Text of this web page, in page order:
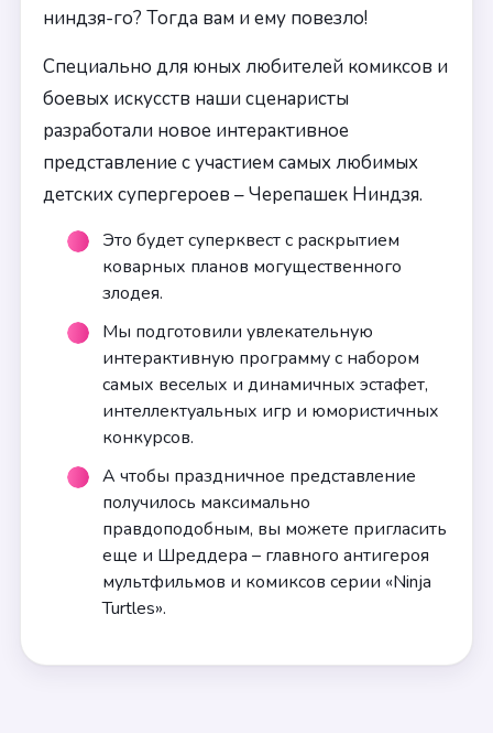
ниндзя-го? Тогда вам и ему повезло!
Специально для юных любителей комиксов и
боевых искусств наши сценаристы
разработали новое интерактивное
представление с участием самых любимых
детских супергероев – Черепашек Ниндзя.
Это будет суперквест с раскрытием
коварных планов могущественного
злодея.
Мы подготовили увлекательную
интерактивную программу с набором
самых веселых и динамичных эстафет,
интеллектуальных игр и юмористичных
конкурсов.
А чтобы праздничное представление
получилось максимально
правдоподобным, вы можете пригласить
еще и Шреддера – главного антигероя
мультфильмов и комиксов серии «Ninja
Turtles».